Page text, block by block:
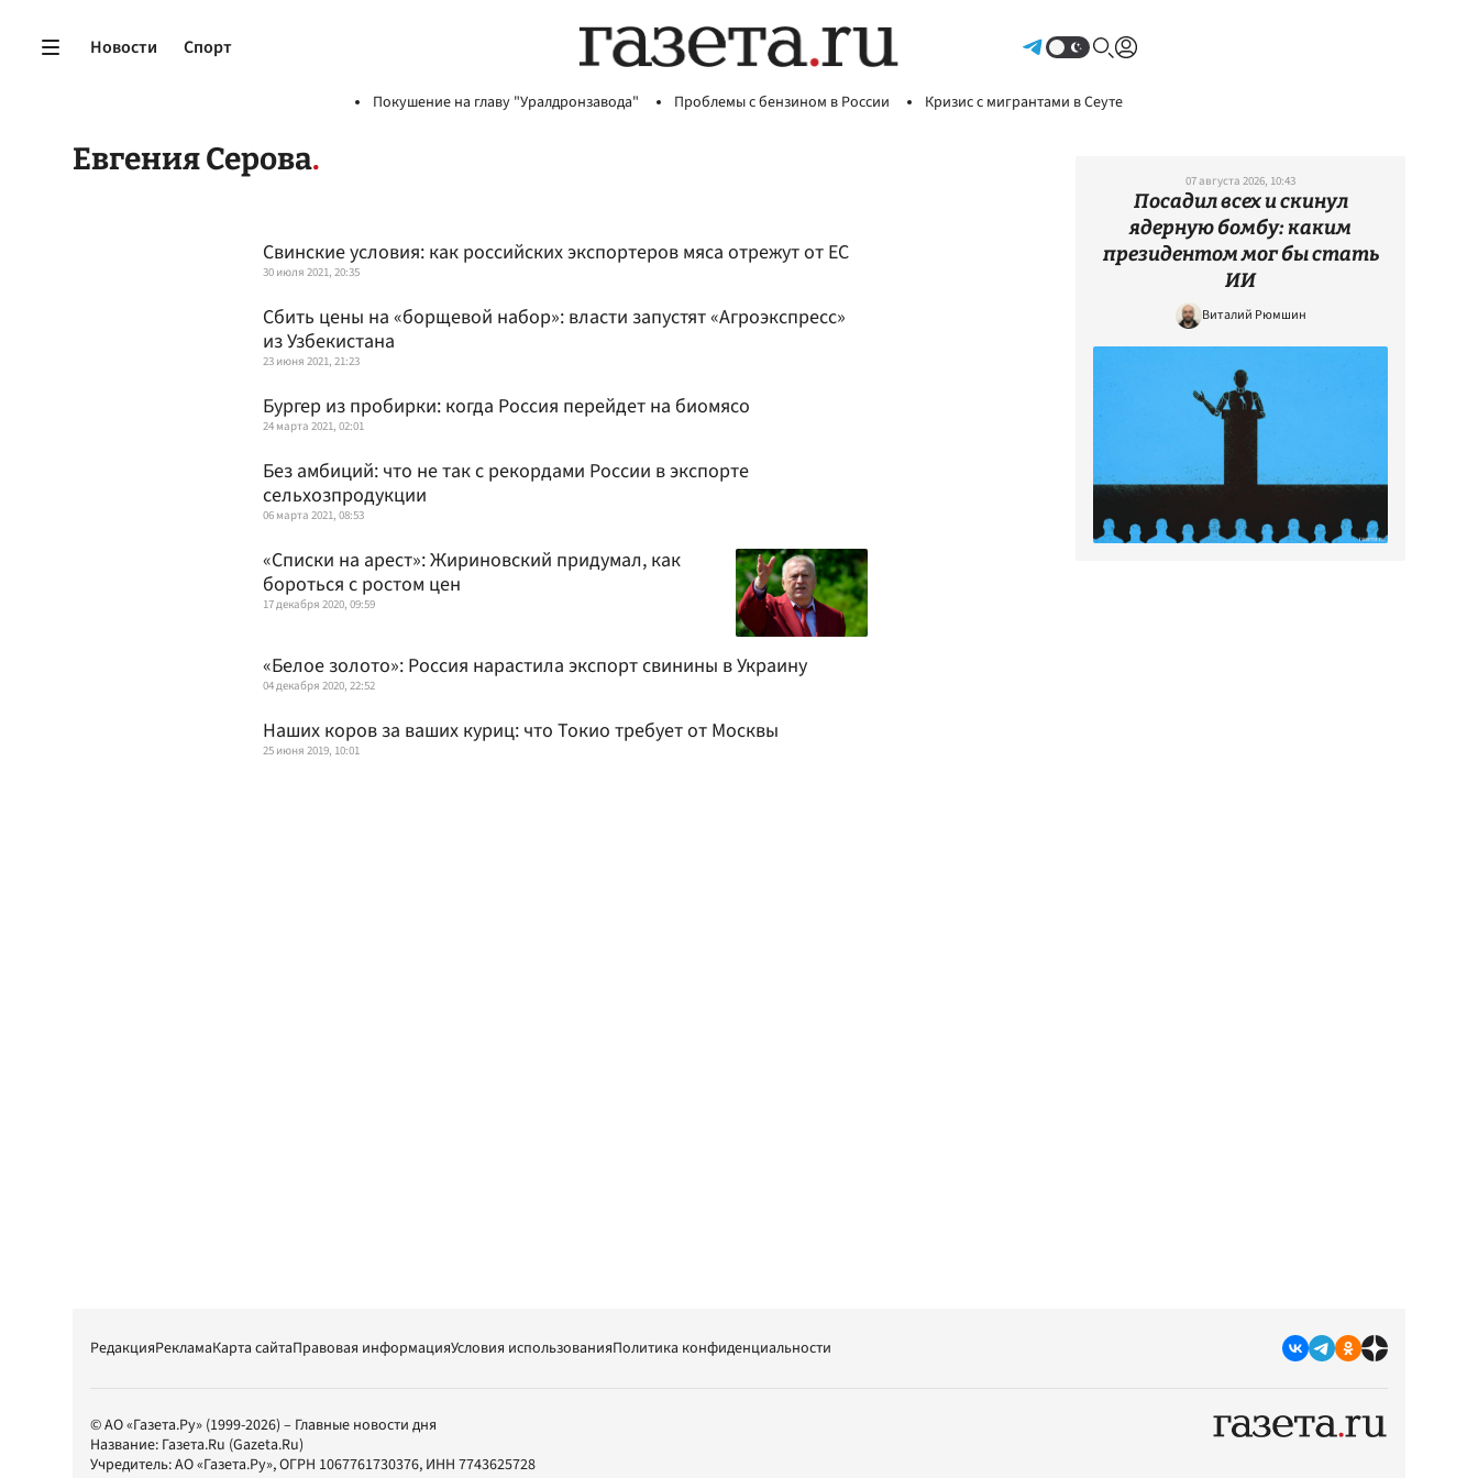
Новости Спорт
Покушение на главу "Уралдронзавода" Проблемы с бензином в России Кризис с мигрантами в Сеуте
Евгения Серова
Свинские условия: как российских экспортеров мяса отрежут от ЕС
30 июля 2021, 20:35
Сбить цены на «борщевой набор»: власти запустят «Агроэкспресс»
из Узбекистана
23 июня 2021, 21:23
Бургер из пробирки: когда Россия перейдет на биомясо
24 марта 2021, 02:01
Без амбиций: что не так с рекордами России в экспорте
сельхозпродукции
06 марта 2021, 08:53
«Списки на арест»: Жириновский придумал, как
бороться с ростом цен
17 декабря 2020, 09:59
«Белое золото»: Россия нарастила экспорт свинины в Украину
04 декабря 2020, 22:52
Наших коров за ваших куриц: что Токио требует от Москвы
25 июня 2019, 10:01
07 августа 2026, 10:43
Посадил всех и скинул
ядерную бомбу: каким
президентом мог бы стать
ИИ
Виталий Рюмшин
РедакцияРекламаКарта сайтаПравовая информацияУсловия использованияПолитика конфиденциальности
© АО «Газета.Ру» (1999-2026) – Главные новости дня
Название: Газета.Ru (Gazeta.Ru)
Учредитель:АО «Газета.Ру», ОГРН 1067761730376, ИНН 7743625728